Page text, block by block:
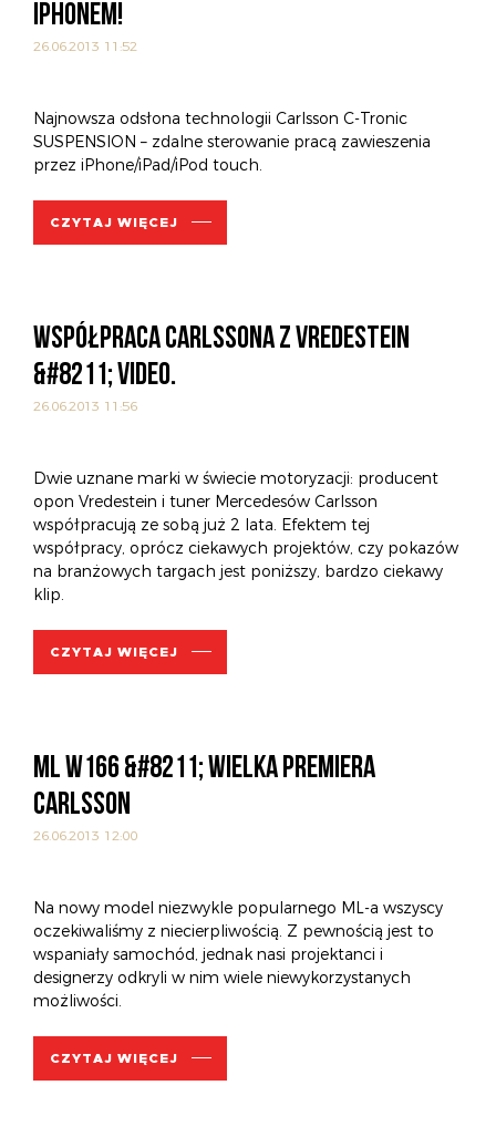
IPHONEM!
26.06.2013 11:52
Najnowsza odsłona technologii Carlsson C-Tronic
SUSPENSION – zdalne sterowanie pracą zawieszenia
przez iPhone/iPad/iPod touch.
CZYTAJ WIĘCEJ
WSPÓŁPRACA CARLSSONA Z VREDESTEIN
&#8211; VIDEO.
26.06.2013 11:56
Dwie uznane marki w świecie motoryzacji: producent
opon Vredestein i tuner Mercedesów Carlsson
współpracują ze sobą już 2 lata. Efektem tej
współpracy, oprócz ciekawych projektów, czy pokazów
na branżowych targach jest poniższy, bardzo ciekawy
klip.
CZYTAJ WIĘCEJ
ML W166 &#8211; WIELKA PREMIERA
CARLSSON
26.06.2013 12:00
Na nowy model niezwykle popularnego ML-a wszyscy
oczekiwaliśmy z niecierpliwością. Z pewnością jest to
wspaniały samochód, jednak nasi projektanci i
designerzy odkryli w nim wiele niewykorzystanych
możliwości.
CZYTAJ WIĘCEJ